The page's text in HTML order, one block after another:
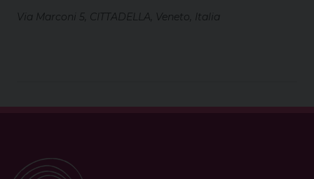
Via Marconi 5, CITTADELLA, Veneto, Italia